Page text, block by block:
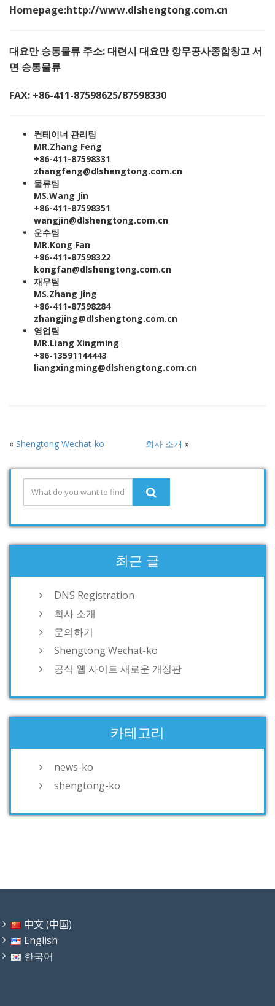
Homepage:http://www.dlshengtong.com.cn
대요만 승통물류 주소: 대련시 대요만 항무공사종합창고 서
면 승통물류
FAX: +86-411-87598625/87598330
컨테이너 관리팀
MR.Zhang Feng
+86-411-87598331
zhangfeng@dlshengtong.com.cn
물류팀
MS.Wang Jin
+86-411-87598351
wangjin@dlshengtong.com.cn
운수팀
MR.Kong Fan
+86-411-87598322
kongfan@dlshengtong.com.cn
재무팀
MS.Zhang Jing
+86-411-87598284
zhangjing@dlshengtong.com.cn
영업팀
MR.Liang Xingming
+86-13591144443
liangxingming@dlshengtong.com.cn
« Shengtong Wechat-ko 회사 소개 »
최근 글
DNS Registration
회사 소개
문의하기
Shengtong Wechat-ko
공식 웹 사이트 새로운 개정판
카테고리
news-ko
shengtong-ko
中文 (中国)
English
한국어